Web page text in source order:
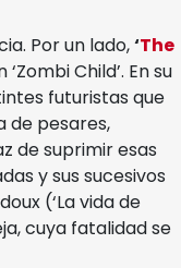
Por un lado,‘The
Child’. En su
futuristas que
de pesares,
de suprimir esas
y sus sucesivos
(‘La vida de
cuya fatalidad se